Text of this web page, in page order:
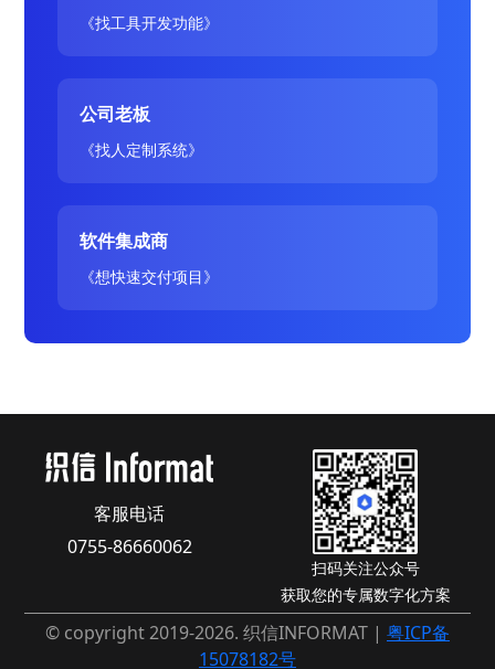
《找工具开发功能》
公司老板
《找人定制系统》
软件集成商
《想快速交付项目》
客服电话
0755-86660062
扫码关注公众号
获取您的专属数字化方案
© copyright 2019-2026. 织信INFORMAT | 粤ICP备
15078182号